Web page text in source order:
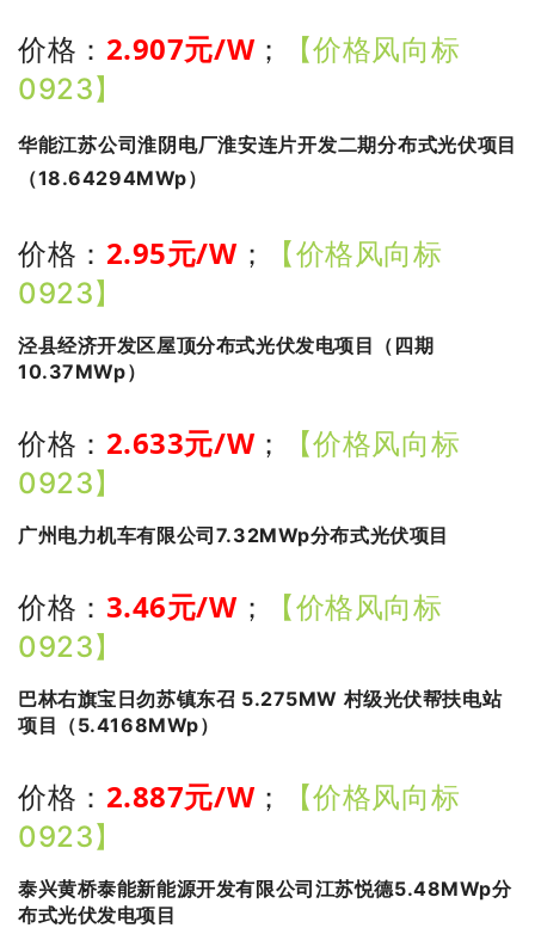
价格： 2.907元/W ；
【价格风向标
0923】
华能江苏公司淮阴电厂淮安连片开发二期分布式光伏项目
（18.64294MWp）
价格： 2.95元/W ；
【价格风向标
0923】
泾县经济开发区屋顶分布式光伏发电项目（四期
10.37MWp）
价格： 2.633元/W ；
【价格风向标
0923】
广州电力机车有限公司7.32MWp分布式光伏项目
价格： 3.46元/W ；
【价格风向标
0923】
巴林右旗宝日勿苏镇东召 5.275MW 村级光伏帮扶电站
项目（5.4168MWp）
价格： 2.887元/W ；
【价格风向标
0923】
泰兴黄桥泰能新能源开发有限公司江苏悦德5.48MWp分
布式光伏发电项目